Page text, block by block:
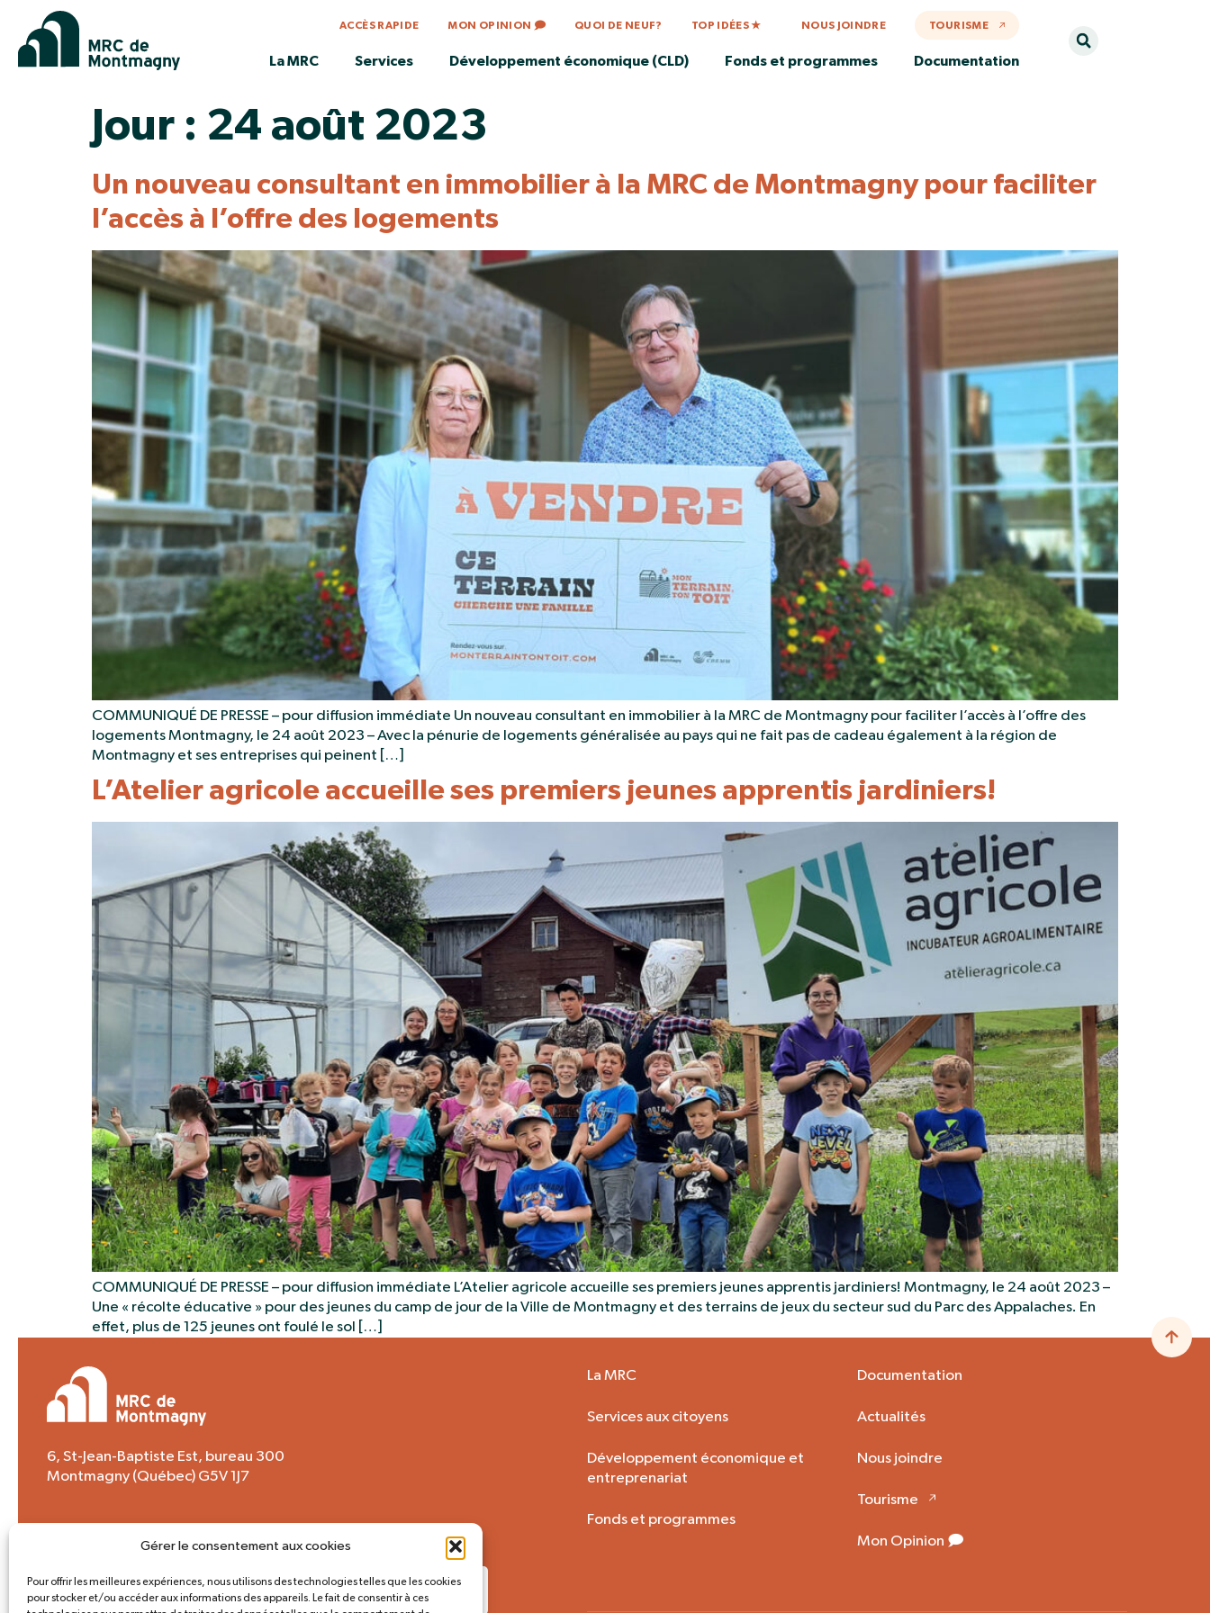
Gérer le consentement aux cookies
Pour offrir les meilleures expériences, nous utilisons des technologies telles que les cookies
pour stocker et/ou accéder aux informations des appareils. Le fait de consentir à ces
ACCÈS RAPIDE MON OPINION 🗩 QUOI DE NEUF? TOP IDÉES ★ NOUS JOINDRE TOURISME
La MRC Services Développement économique (CLD) Fonds et programmes Documentation
Jour : 24 août 2023
Un nouveau consultant en immobilier à la MRC de Montmagny pour faciliter
l’accès à l’offre des logements
COMMUNIQUÉ DE PRESSE – pour diffusion immédiate Un nouveau consultant en immobilier à la MRC de Montmagny pour faciliter l’accès à l’offre des
logements Montmagny, le 24 août 2023 – Avec la pénurie de logements généralisée au pays qui ne fait pas de cadeau également à la région de
Montmagny et ses entreprises qui peinent […]
L’Atelier agricole accueille ses premiers jeunes apprentis jardiniers!
COMMUNIQUÉ DE PRESSE – pour diffusion immédiate L’Atelier agricole accueille ses premiers jeunes apprentis jardiniers! Montmagny, le 24 août 2023 –
Une « récolte éducative » pour des jeunes du camp de jour de la Ville de Montmagny et des terrains de jeux du secteur sud du Parc des Appalaches. En
effet, plus de 125 jeunes ont foulé le sol […]
6, St-Jean-Baptiste Est, bureau 300
Montmagny (Québec) G5V 1J7
La MRC
Services aux citoyens
Développement économique et
entreprenariat
Fonds et programmes
Documentation
Actualités
Nous joindre
Tourisme
Mon Opinion 🗩